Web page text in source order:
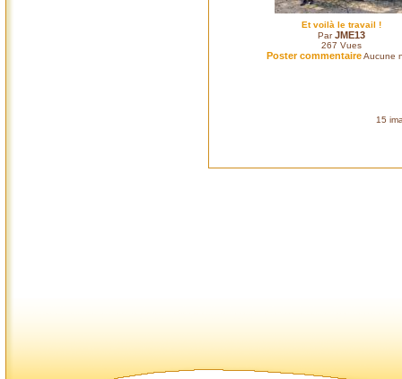
Et voilà le travail !
ParJME13
267 Vues
Poster commentaireAucune
15